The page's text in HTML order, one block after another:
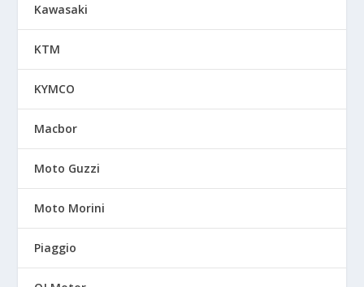
Kawasaki
KTM
KYMCO
Macbor
Moto Guzzi
Moto Morini
Piaggio